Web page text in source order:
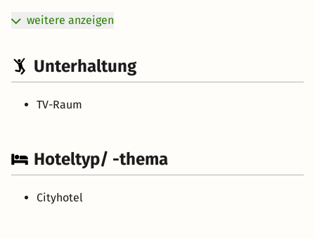
weitere anzeigen
Unterhaltung
TV-Raum
Hoteltyp/ -thema
Cityhotel